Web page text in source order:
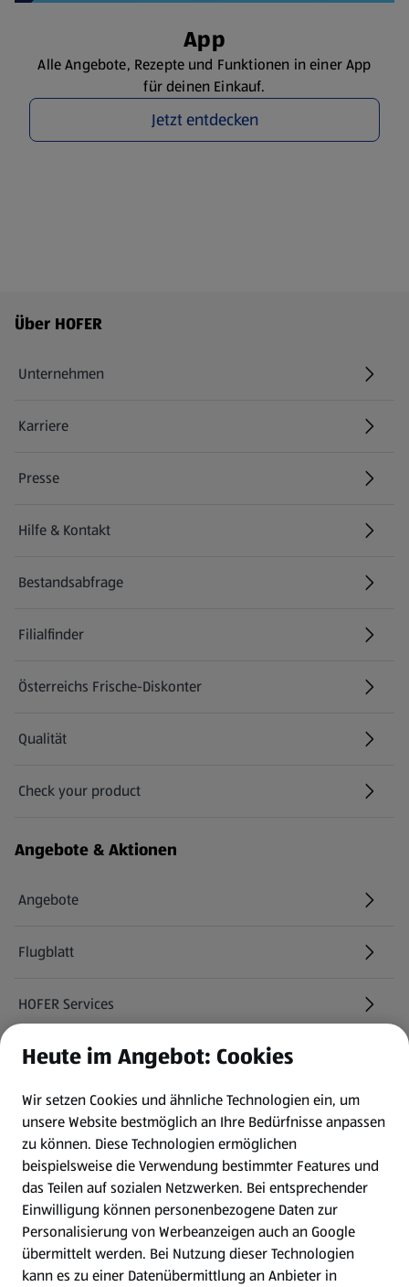
App
Alle Angebote, Rezepte und Funktionen in einer App
für deinen Einkauf.
Jetzt entdecken
Fußzeilenmenü - weitere Links
Über HOFER
Unternehmen
Karriere
(öffnet in einem neuen Tab)
Presse
Hilfe & Kontakt
(öffnet in einem neuen Tab)
Bestandsabfrage
(öffnet in einem neuen Tab)
Filialfinder
Österreichs Frische-Diskonter
Qualität
Check your product
(öffnet in einem neuen Tab)
Angebote & Aktionen
Angebote
Flugblatt
HOFER Services
Newsletter
WhatsApp
Gewinnspiele
Mein HOFER. Meine Einkäufe.
Meine Meinung. Mein HOFER.
Heute im Angebot: Cookies
Wir setzen Cookies und ähnliche Technologien ein, um
unsere Website bestmöglich an Ihre Bedürfnisse anpassen
zu können. Diese Technologien ermöglichen
beispielsweise die Verwendung bestimmter Features und
das Teilen auf sozialen Netzwerken. Bei entsprechender
Einwilligung können personenbezogene Daten zur
Personalisierung von Werbeanzeigen auch an Google
übermittelt werden. Bei Nutzung dieser Technologien
kann es zu einer Datenübermittlung an Anbieter in